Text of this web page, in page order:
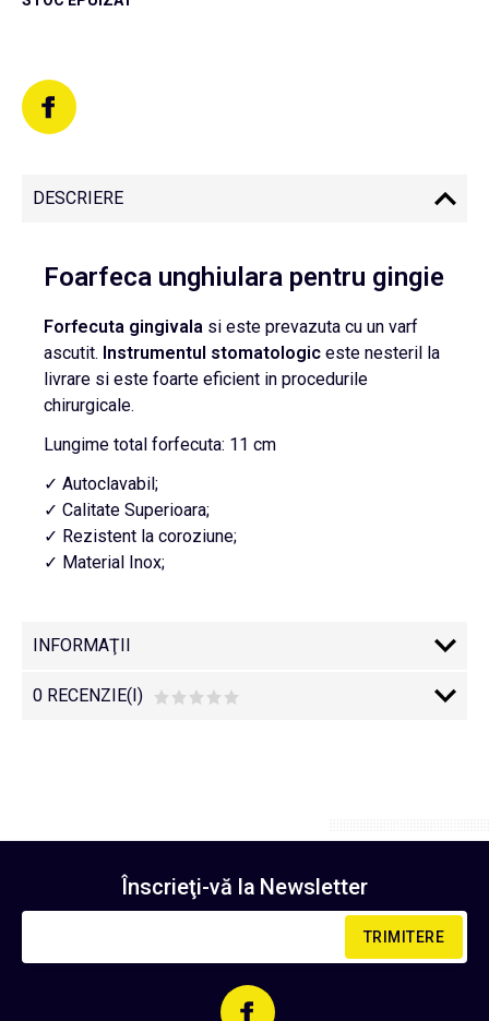
DESCRIERE
Foarfeca unghiulara pentru gingie
Forfecuta gingivala si este prevazuta cu un varf
ascutit. Instrumentul stomatologic este nesteril la
livrare si este foarte eficient in procedurile
chirurgicale.
Lungime total forfecuta: 11 cm
✓ Autoclavabil;
✓ Calitate Superioara;
✓ Rezistent la coroziune;
✓ Material Inox;
INFORMAŢII
0 RECENZIE(I)
Înscrieţi-vă la Newsletter
TRIMITERE